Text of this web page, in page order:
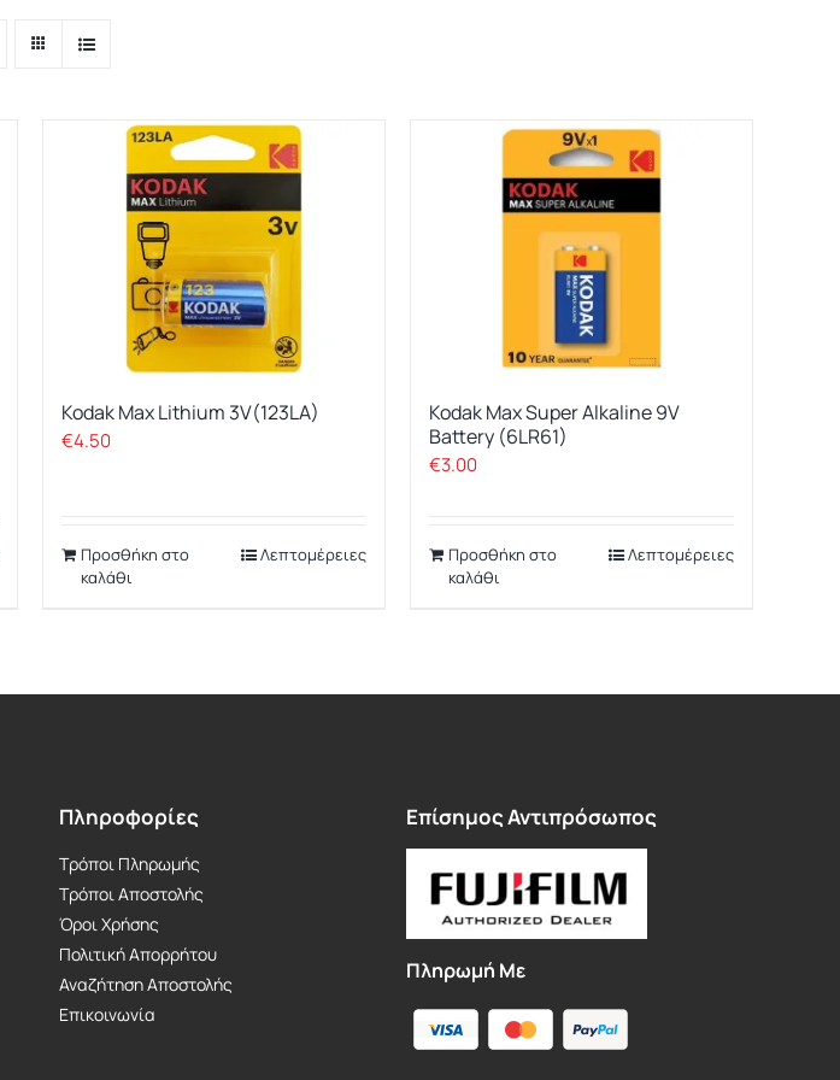
Kodak Max Lithium 3V(123LA)
€4.50
Προσθήκη στο
καλάθι
Λεπτομέρειες
Kodak Max Super Alkaline 9V
Battery (6LR61)
€3.00
Προσθήκη στο
καλάθι
Λεπτομέρειες
Πληροφορίες
Τρόποι Πληρωμής
Τρόποι Αποστολής
Όροι Χρήσης
Πολιτική Απορρήτου
Αναζήτηση Αποστολής
Επικοινωνία
Επίσημος Αντιπρόσωπος
Πληρωμή Με
Απολύτως
Απαραίτητα
Τα απολύτως
απαραίτητα
cookies
επιτρέπουν
σύνδεση χρήστη
και τη
cookies.